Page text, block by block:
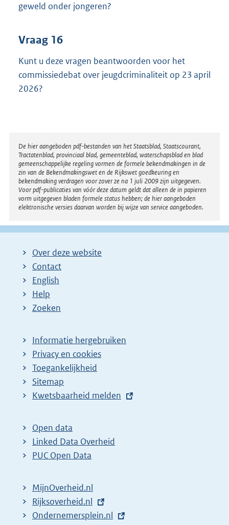
geweld onder jongeren?
Vraag 16
Kunt u deze vragen beantwoorden voor het
commissiedebat over jeugdcriminaliteit op 23 april
2026?
Disclaimer
De hier aangeboden pdf-bestanden van het Staatsblad, Staatscourant,
Tractatenblad, provinciaal blad, gemeenteblad, waterschapsblad en blad
gemeenschappelijke regeling vormen de formele bekendmakingen in de
zin van de Bekendmakingswet en de Rijkswet goedkeuring en
bekendmaking verdragen voor zover ze na 1 juli 2009 zijn uitgegeven.
Voor pdf-publicaties van vóór deze datum geldt dat alleen de in papieren
vorm uitgegeven bladen formele status hebben; de hier aangeboden
elektronische versies daarvan worden bij wijze van service aangeboden.
Over deze website
Contact
English
Help
Zoeken
Informatie hergebruiken
Privacy en cookies
Toegankelijkheid
Sitemap
E
t
e
r
l
i
n
Kwetsbaarheid melden
Open data
Linked Data Overheid
PUC Open Data
MijnOverheid.nl
E
x
Rijksoverheid.nl
E
Ondernemersplein.nl